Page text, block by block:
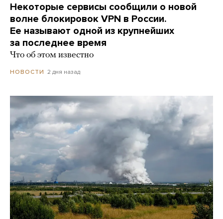
Некоторые сервисы сообщили о новой
волне блокировок VPN в России.
Ее называют одной из крупнейших
за последнее время
Что об этом известно
НОВОСТИ 2 дня назад